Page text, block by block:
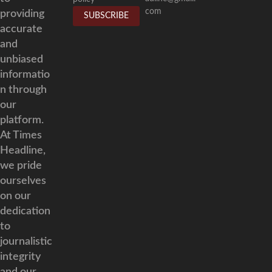
providing
accurate
and
unbiased
informatio
n through
our
platform.
At Times
Headline,
we pride
ourselves
on our
dedication
to
journalistic
integrity
com